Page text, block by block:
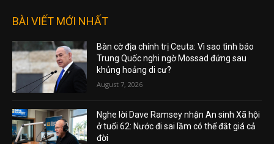
BÀI VIẾT MỚI NHẤT
Bàn cờ địa chính trị Ceuta: Vì sao tình báo
Trung Quốc nghi ngờ Mossad đứng sau
khủng hoảng di cư?
August 7, 2026
Nghe lời Dave Ramsey nhận An sinh Xã hội
ở tuổi 62: Nước đi sai lầm có thể đắt giá cả
đời